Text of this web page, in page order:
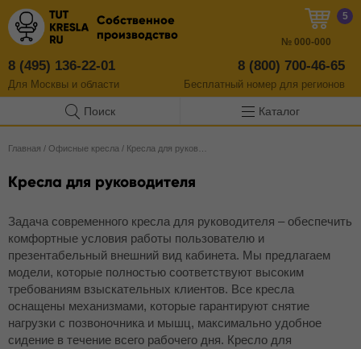
Собственное
производство
8 (495) 136-22-01
Для Москвы и области
8 (800) 700-46-65
Бесплатный номер для регионов
5
№ 000-000
Поиск Каталог
Главная / Офисные кресла /
Кресла для руководителя
Задача современного кресла для руководителя – обеспечить
комфортные условия работы пользователю и
презентабельный внешний вид кабинета. Мы предлагаем
модели, которые полностью соответствуют высоким
требованиям взыскательных клиентов. Все кресла
оснащены механизмами, которые гарантируют снятие
нагрузки с позвоночника и мышц, максимально удобное
сидение в течение всего рабочего дня. Кресло для